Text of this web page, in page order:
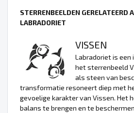
STERRENBEELDEN GERELATEERD
LABRADORIET
VISSEN
Labradoriet is een
het sterrenbeeld
als steen van
transformatie resoneert diep met
gevoelige karakter van Vissen. Het
balans te brengen en te